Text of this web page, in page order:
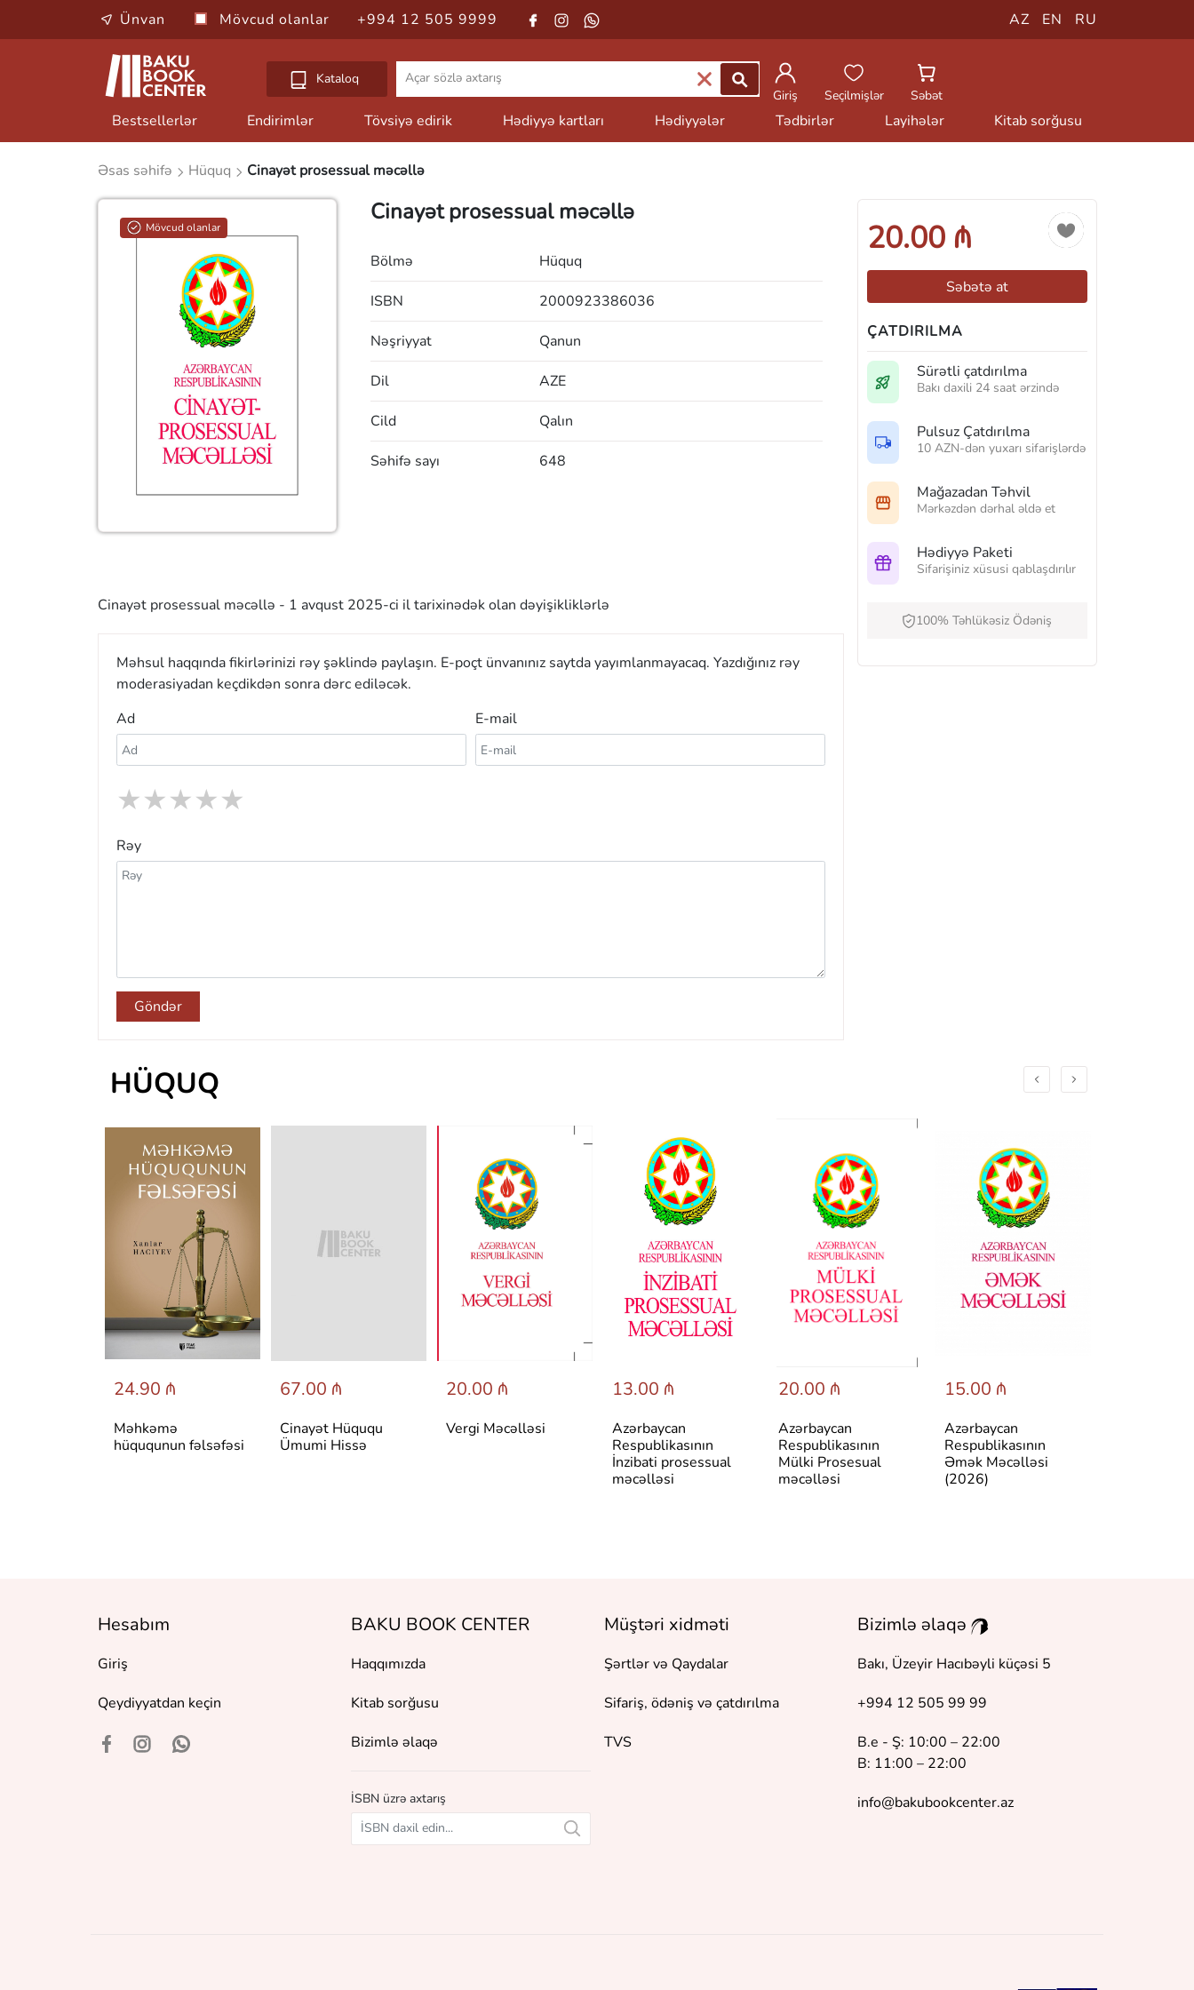
Ünvan Mövcud olanlar +994 12 505 9999 AZ EN RU
Kataloq
Giriş
Seçilmişlər Səbət
Bestsellerlər Endirimlər Tövsiyə edirik Hədiyyə kartları Hədiyyələr Tədbirlər Layihələr Kitab sorğusu
Əsas səhifə Hüquq Cinayət prosessual məcəllə
Mövcud olanlar
Cinayət prosessual məcəllə
Bölmə Hüquq
ISBN 2000923386036
Nəşriyyat Qanun
Dil AZE
Cild Qalın
Səhifə sayı 648
Cinayət prosessual məcəllə - 1 avqust 2025-ci il tarixinədək olan dəyişikliklərlə
Məhsul haqqında fikirlərinizi rəy şəklində paylaşın. E-poçt ünvanınız saytda yayımlanmayacaq. Yazdığınız rəy
moderasiyadan keçdikdən sonra dərc ediləcək.
Ad
E-mail
★
★
★
★
★
Rəy
Göndər
20.00 ₼
Səbətə at
ÇATDIRILMA
Sürətli çatdırılma
Bakı daxili 24 saat ərzində
Pulsuz Çatdırılma
10 AZN-dən yuxarı sifarişlərdə
Mağazadan Təhvil
Mərkəzdən dərhal əldə et
Hədiyyə Paketi
Sifarişiniz xüsusi qablaşdırılır
100% Təhlükəsiz Ödəniş
HÜQUQ
24.90 ₼
Məhkəmə
hüququnun fəlsəfəsi
67.00 ₼
Cinayət Hüququ
Ümumi Hissə
20.00 ₼
Vergi Məcəlləsi
13.00 ₼
Azərbaycan
Respublikasının
İnzibati prosessual
məcəlləsi
20.00 ₼
Azərbaycan
Respublikasının
Mülki Prosesual
məcəlləsi
15.00 ₼
Azərbaycan
Respublikasının
Əmək Məcəlləsi
(2026)
Hesabım
Giriş
Qeydiyyatdan keçin
BAKU BOOK CENTER
Haqqımızda
Kitab sorğusu
Bizimlə əlaqə
İSBN üzrə axtarış
Müştəri xidməti
Şərtlər və Qaydalar
Sifariş, ödəniş və çatdırılma
TVS
Bizimlə əlaqə
Bakı, Üzeyir Hacıbəyli küçəsi 5
+994 12 505 99 99
B.e - Ş: 10:00 – 22:00
B: 11:00 – 22:00
info@bakubookcenter.az